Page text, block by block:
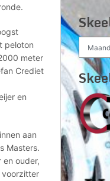
peloton
meter
Crediet
en
aan
Masters.
ouder,
voorzitter
archief: